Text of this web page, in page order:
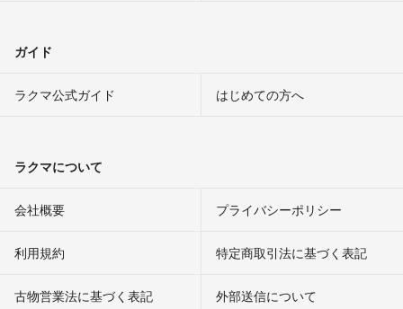
ガイド
ラクマ公式ガイド はじめての方へ
ラクマについて
会社概要 プライバシーポリシー
利用規約 特定商取引法に基づく表記
古物営業法に基づく表記 外部送信について